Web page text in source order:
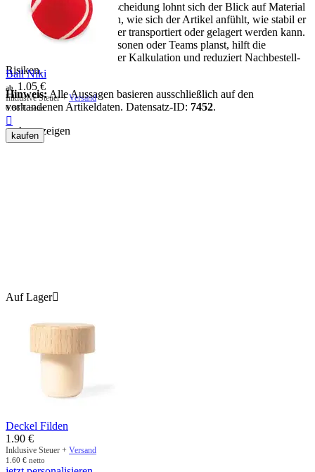
Für eine sichere Kaufentscheidung lohnt sich der Blick auf Material
und Maße: Sie bestimmen, wie sich der Artikel anfühlt, wie stabil er
im Gebrauch ist und wie er transportiert oder gelagert werden kann.
Wenn du für mehrere Personen oder Teams planst, hilft die
Verpackungseinheit bei der Kalkulation und reduziert Nachbestell-
Risiken.
Hinweis:Alle Aussagen basieren ausschließlich auf den
vorhandenen Artikeldaten. Datensatz-ID: 7452.
mehr anzeigen
Ball Niki
ab 1.05 €
Inklusive Steuer +Versand
0.88 € netto

kaufen
Auf Lager
Deckel Filden
1.90 €
Inklusive Steuer + Versand
1.60 € netto